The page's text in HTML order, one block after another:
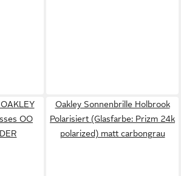
OO
Oakley Sonnenbrille Holbrook
Polarisiert (Glasfarbe: Prizm 24k
polarized) matt carbongrau